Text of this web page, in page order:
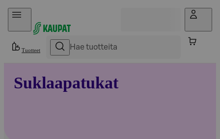
Hyppää sisältöön
Tuotteet
Suklaapatukat